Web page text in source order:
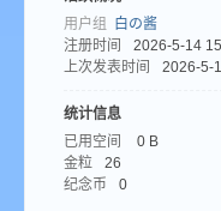
用户组
白の酱
注册时间
2026-5-14
上次发表时间
2026-5-
统计信息
已用空间
0 B
金粒
26
纪念币
0